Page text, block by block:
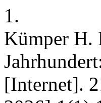
1.
Kümper H.
[Internet].